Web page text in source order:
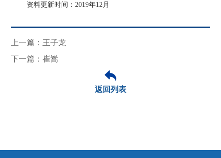
资料更新时间：2019年12月
上一篇：王子龙
下一篇：崔嵩
返回列表